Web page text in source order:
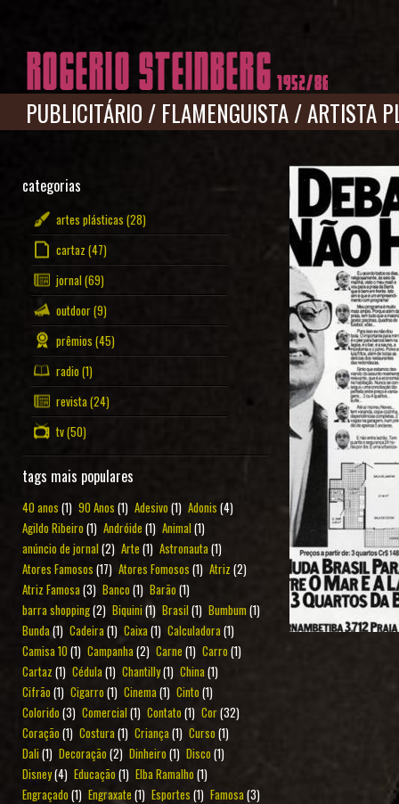
PUBLICITÁRIO / FLAMENGUISTA/ARTISTA
categorias
artes plásticas (28)
cartaz (47)
jornal (69)
outdoor(9)
prêmios (45)
radio (1)
revista(24)
tv(50)
tags mais populares
40 anos (1) 90 Anos (1) Adesivo (1) Adonis (4)
Agildo Ribeiro (1) Andróide (1) Animal (1)
anúncio de jornal (2) Arte (1) Astronauta(1)
Atores Famosos (17) Atores Fomosos (1) Atriz (2)
Atriz Famosa(3) Banco (1) Barão (1)
barra shopping(2) Biquini (1) Brasil (1) Bumbum (1)
Bunda(1) Cadeira(1) Caixa(1) Calculadora(1)
Camisa 10 (1) Campanha (2) Carne (1) Carro (1)
Cartaz (1) Cédula(1) Chantilly(1) China(1)
Cifrão (1) Cigarro (1) Cinema(1) Cinto (1)
Colorido (3) Comercial (1) Contato (1) Cor(32)
Coração (1) Costura (1) Criança(1) Curso (1)
Dali(1) Decoração (2) Dinheiro (1) Disco (1)
Disney(4) Educação (1) Elba Ramalho (1)
Engraçado (1) Engraxate (1) Esportes (1) Famosa(3)